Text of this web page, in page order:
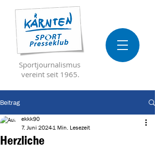
Sportjournalismus
vereint seit 1965.
Beitrag
Herzliche
ekkk90
7. Juni 20241 Min. Lesezeit